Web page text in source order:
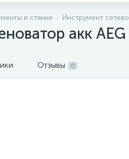
и станки Инструмент
акк
Отзывы 0